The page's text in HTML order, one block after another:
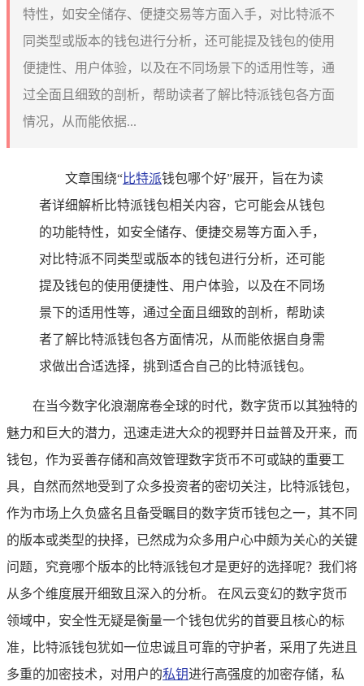
特性，如安全储存、便捷交易等方面入手，对比特派不
同类型或版本的钱包进行分析，还可能提及钱包的使用
便捷性、用户体验，以及在不同场景下的适用性等，通
过全面且细致的剖析，帮助读者了解比特派钱包各方面
情况，从而能依据...
文章围绕“比特派钱包哪个好”展开，旨在为读
者详细解析比特派钱包相关内容，它可能会从钱包
的功能特性，如安全储存、便捷交易等方面入手，
对比特派不同类型或版本的钱包进行分析，还可能
提及钱包的使用便捷性、用户体验，以及在不同场
景下的适用性等，通过全面且细致的剖析，帮助读
者了解比特派钱包各方面情况，从而能依据自身需
求做出合适选择，挑到适合自己的比特派钱包。
在当今数字化浪潮席卷全球的时代，数字货币以其独特的
魅力和巨大的潜力，迅速走进大众的视野并日益普及开来，而
钱包，作为妥善存储和高效管理数字货币不可或缺的重要工
具，自然而然地受到了众多投资者的密切关注，比特派钱包，
作为市场上久负盛名且备受瞩目的数字货币钱包之一，其不同
的版本或类型的抉择，已然成为众多用户心中颇为关心的关键
问题，究竟哪个版本的比特派钱包才是更好的选择呢？我们将
从多个维度展开细致且深入的分析。 在风云变幻的数字货币
领域中，安全性无疑是衡量一个钱包优劣的首要且核心的标
准，比特派钱包犹如一位忠诚且可靠的守护者，采用了先进且
多重的加密技术，对用户的私钥进行高强度的加密存储，私